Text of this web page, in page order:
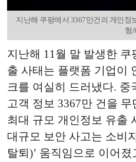
지난해 쿠팡에서 3367만건의 개인정
형
지난해 11월 말 발생한
출 사태는 플랫폼 기업이
크를 여실히 드러냈다. 중
고객 정보 3367만 건을
최대 규모 개인정보 유출
대규모 보안 사고는 소비
탈퇴)’ 움직임으로 이어